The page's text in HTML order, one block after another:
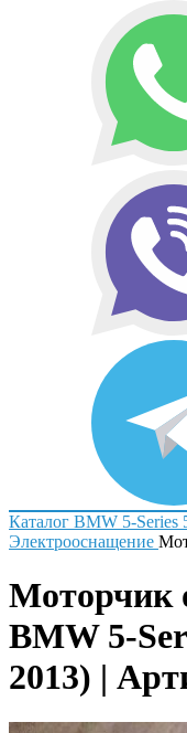
Каталог BMW 5-Series
Электрооснащение
Моторчик
BMW 5-
2013) |